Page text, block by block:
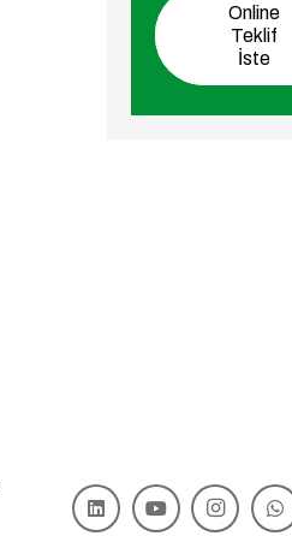
Online
Teklif
İste